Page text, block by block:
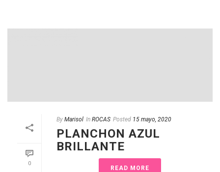
0
By Marisol In ROCAS Posted 15 mayo, 2020
PLANCHON AZUL
BRILLANTE
READ MORE